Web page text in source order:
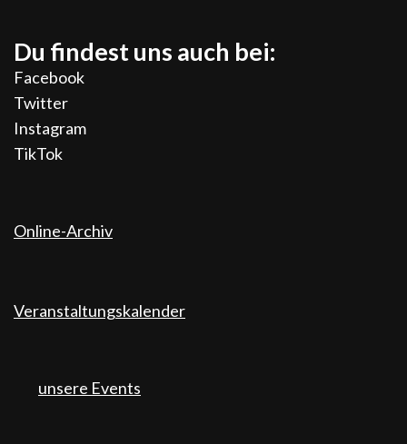
Du findest uns auch bei:
Facebook
Twitter
Instagram
TikTok
Online-Archiv
Veranstaltungskalender
unsere Events